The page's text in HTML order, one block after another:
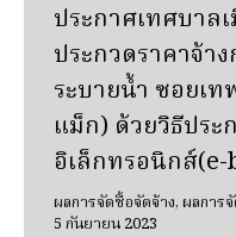
ประกาศเทศบาล
ประกวดราคาจ้า
ระบายน้ำ ซอยเ
แม็ก) ด้วยวิธีประ
อิเล็กทรอนิกส์
ผลการจัดซื้อจัดจ้าง,ผลการ
5 กันยายน 2023